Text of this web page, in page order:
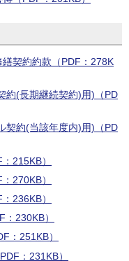
契約約款（PDF：278K
約(長期継続契約)用)（PD
契約(当該年度内)用)（PD
215KB）
270KB）
236KB）
230KB）
：251KB）
：231KB）